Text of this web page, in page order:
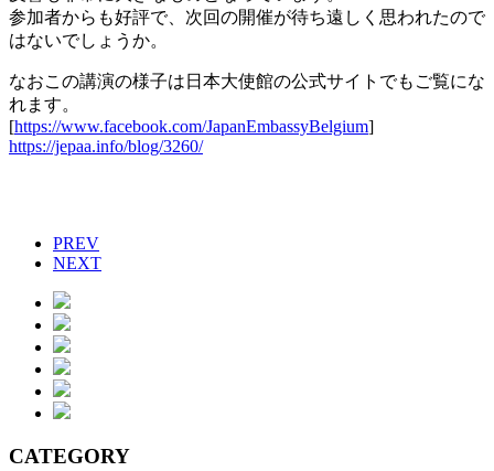
参加者からも好評で、次回の開催が待ち遠しく思われたので
はないでしょうか。
なおこの講演の様子は日本大使館の公式サイトでもご覧にな
れます。
[https://www.facebook.com/JapanEmbassyBelgium]
https://jepaa.info/blog/3260/
PREV
NEXT
CATEGORY